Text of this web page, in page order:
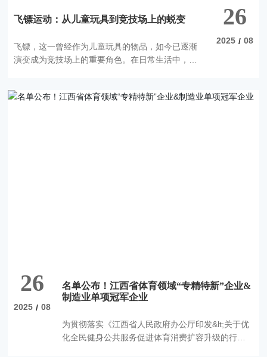
飞镖运动：从儿童玩具到竞技场上的蜕变
飞镖，这一曾经作为儿童玩具的物品，如今已逐渐
演变成为竞技场上的重要角色。在日常生活中，我
年龄段人群的喜爱。然而，飞镖的魅力远不止于
26
2025 / 08
名单公布！江西省体育领域“专精特新”企业&
制造业单项冠军企业
为贯彻落实《江西省人民政府办公厅印发&lt;关于优
化全民健身公共服务促进体育消费扩容升级的行动
26
2025 / 08